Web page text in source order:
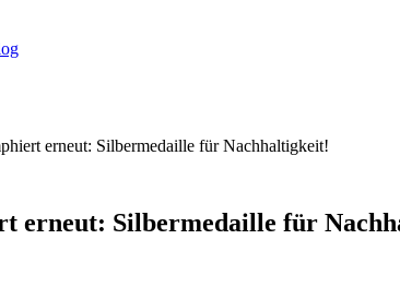
erneut: Silbermedaille für Nachhaltigkeit!
erneut: Silbermedaille für